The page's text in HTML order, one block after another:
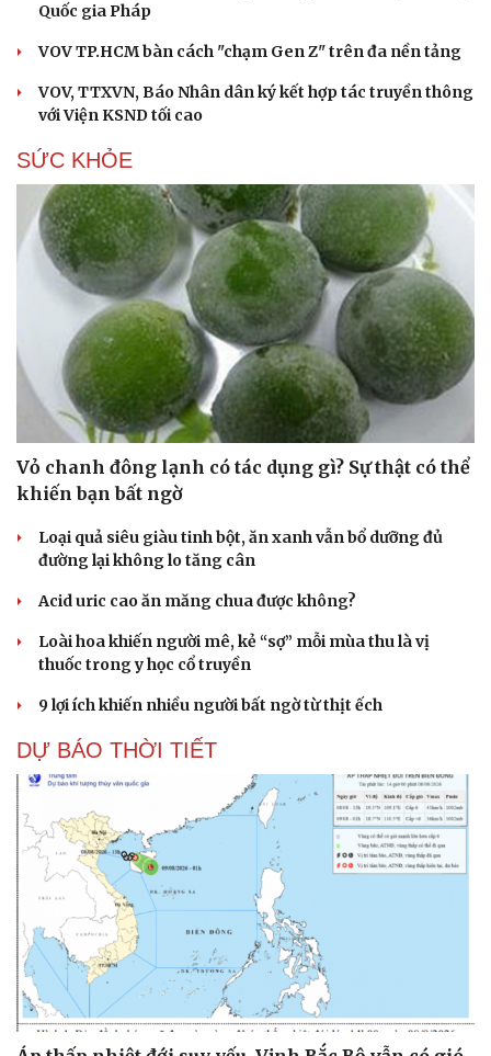
Quốc gia Pháp
VOV TP.HCM bàn cách "chạm Gen Z" trên đa nền tảng
VOV, TTXVN, Báo Nhân dân ký kết hợp tác truyền thông
với Viện KSND tối cao
SỨC KHỎE
Vỏ chanh đông lạnh có tác dụng gì? Sự thật có thể
khiến bạn bất ngờ
Loại quả siêu giàu tinh bột, ăn xanh vẫn bổ dưỡng đủ
đường lại không lo tăng cân
Acid uric cao ăn măng chua được không?
Loài hoa khiến người mê, kẻ “sợ” mỗi mùa thu là vị
thuốc trong y học cổ truyền
9 lợi ích khiến nhiều người bất ngờ từ thịt ếch
DỰ BÁO THỜI TIẾT